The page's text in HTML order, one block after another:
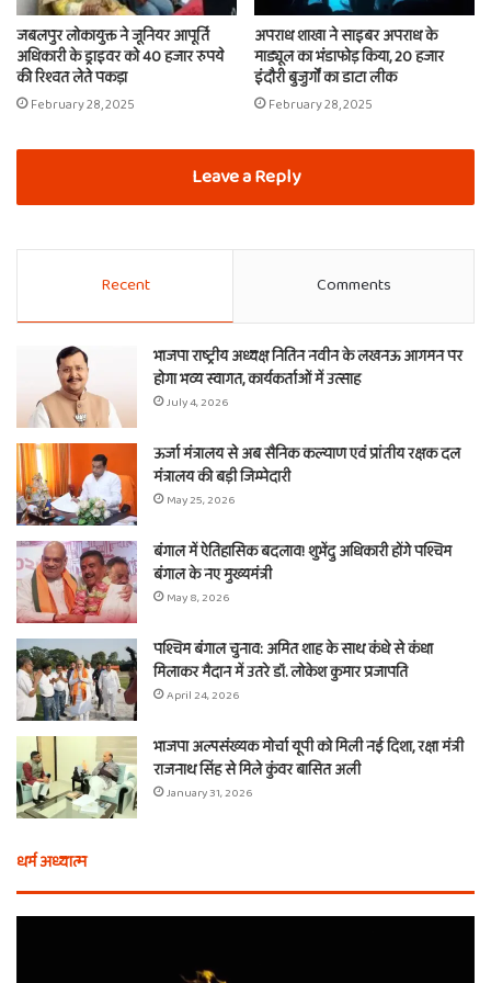
जबलपुर लोकायुक्त ने जूनियर आपूर्ति
अधिकारी के ड्राइवर को 40 हजार रुपये
की रिश्वत लेते पकड़ा
February 28, 2025
अपराध शाखा ने साइबर अपराध के
माड्यूल का भंडाफोड़ किया, 20 हजार
इंदौरी बुजुर्गों का डाटा लीक
February 28, 2025
Leave a Reply
Recent Comments
भाजपा राष्ट्रीय अध्यक्ष नितिन नवीन के लखनऊ आगमन पर
होगा भव्य स्वागत, कार्यकर्ताओं में उत्साह
July 4, 2026
ऊर्जा मंत्रालय से अब सैनिक कल्याण एवं प्रांतीय रक्षक दल
मंत्रालय की बड़ी जिम्मेदारी
May 25, 2026
बंगाल में ऐतिहासिक बदलाव! शुभेंदु अधिकारी होंगे पश्चिम
बंगाल के नए मुख्यमंत्री
May 8, 2026
पश्चिम बंगाल चुनाव: अमित शाह के साथ कंधे से कंधा
मिलाकर मैदान में उतरे डॉ. लोकेश कुमार प्रजापति
April 24, 2026
भाजपा अल्पसंख्यक मोर्चा यूपी को मिली नई दिशा, रक्षा मंत्री
राजनाथ सिंह से मिले कुंवर बासित अली
January 31, 2026
धर्म अध्यात्म